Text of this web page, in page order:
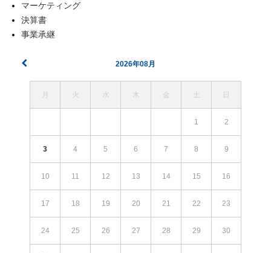
マーケティング
決算書
事業承継
2026年08月
月 火 水 木 金 土 日
1 2
3 4 5 6 7 8 9
10 11 12 13 14 15 16
17 18 19 20 21 22 23
24 25 26 27 28 29 30